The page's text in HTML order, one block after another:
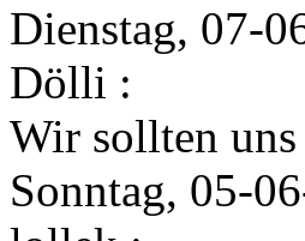
Dienstag, 07-
Dölli :
Wir sollten
Sonntag, 05-